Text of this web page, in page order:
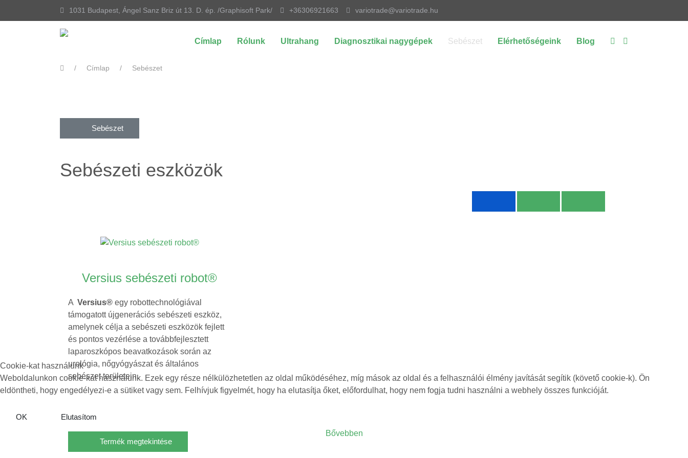
1031 Budapest, Ángel Sanz Briz út 13. D. ép. /Graphisoft Park/ +36306921663 variotrade@variotrade.hu
Címlap Rólunk Ultrahang Diagnosztikai nagygépek Sebészet Elérhetőségeink Blog
Címlap Sebészet
Sebészet
Sebészeti eszközök
Versius sebészeti robot®
A Versius® egy robottechnológiával
támogatott újgenerációs sebészeti eszköz,
amelynek célja a sebészeti eszközök fejlett
és pontos vezérlése a továbbfejlesztett
laparoszkópos beavatkozások során az
urológia, nőgyógyászat és általános
sebészet területein.
Termék megtekintése
Cookie-kat használunk
Weboldalunkon cookie-kat használunk. Ezek egy része nélkülözhetetlen az oldal működéséhez, míg mások az oldal és a felhasználói élmény javítását segítik (követő cookie-k). Ön
eldöntheti, hogy engedélyezi-e a sütiket vagy sem. Felhívjuk figyelmét, hogy ha elutasítja őket, előfordulhat, hogy nem fogja tudni használni a webhely összes funkcióját.
OK
Elutasítom
Bővebben